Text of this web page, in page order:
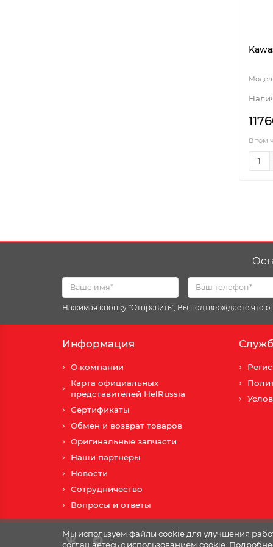
В том
Мы используем файлы cookie для улучшения
соглашаетесь с использованием cookie.
Нажимая кнопку "Отправить", Вы подтверждаете что
Информация
О компании
Карта официальных
представителей HelRussia
Сертификаты
Обмен и возврат товаров
Оригинальные запчасти
Наши партнёры
Новости
Сотрудничество
Вопросы и ответы